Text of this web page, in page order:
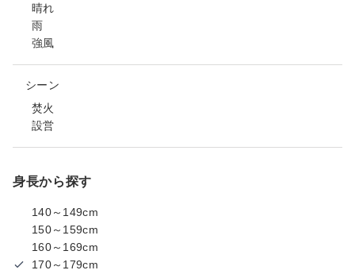
晴れ
雨
強風
シーン
焚火
設営
身長から探す
140～149cm
150～159cm
160～169cm
170～179cm